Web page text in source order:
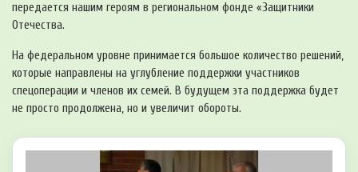
передается нашим героям в региональном фонде «Защитники
Отечества.
На федеральном уровне принимается большое количество решений,
которые направлены на углубление поддержки участников
спецоперации и членов их семей. В будущем эта поддержка будет
не просто продолжена, но и увеличит обороты.